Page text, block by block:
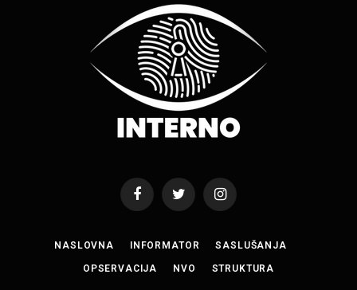
FacebookTwitter Instagram
NASLOVNA INFORMATOR SASLUŠANJA
OPSERVACIJA NVO STRUKTURA